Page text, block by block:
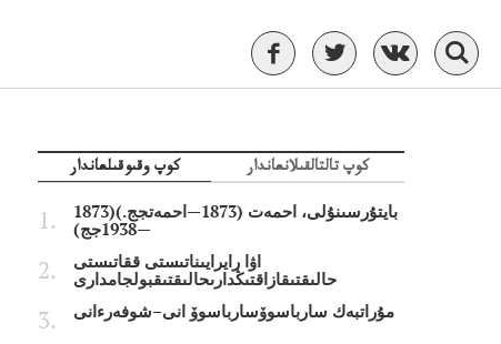
كوپ وقىوقىلعاندار كوپ تالتالقىلانعاندار
بايتۇرسىنۇلى، احمەت (1873—احمەتجج.)(1873
—1938جج)
اۋا رايرايىناتىستى ققاتىستى
حالىقتىقازاقتىڭدارىحالىقتىقبولجامدارى
مۇراتبەك سارباسوۆسارباسوۆ انى–شوفەرءانى